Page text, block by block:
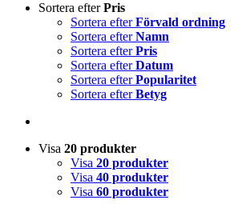
Sortera efterPris
Sortera efterFörvald ordning
Sortera efterNamn
Sortera efterPris
Sortera efterDatum
Sortera efterPopularitet
Sortera efterBetyg
Visa 20 produkter
Visa 20 produkter
Visa 40 produkter
Visa 60 produkter